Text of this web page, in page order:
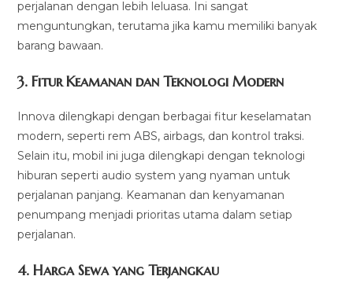
perjalanan dengan lebih leluasa. Ini sangat
menguntungkan, terutama jika kamu memiliki banyak
barang bawaan.
3.Fitur Keamanan dan Teknologi Modern
Innova dilengkapi dengan berbagai fitur keselamatan
modern, seperti rem ABS, airbags, dan kontrol traksi.
Selain itu, mobil ini juga dilengkapi dengan teknologi
hiburan seperti audio system yang nyaman untuk
perjalanan panjang. Keamanan dan kenyamanan
penumpang menjadi prioritas utama dalam setiap
perjalanan.
4.Harga Sewa yang Terjangkau